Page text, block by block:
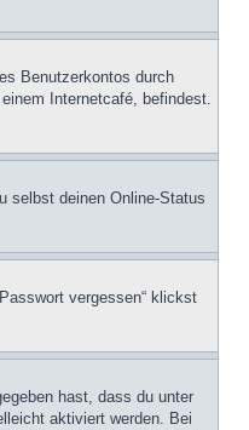
Benutzerkontos durch
Internetcafé, befindest.
selbst deinen Online-Status
vergessen“ klickst
hast, dass du unter
aktiviert werden. Bei